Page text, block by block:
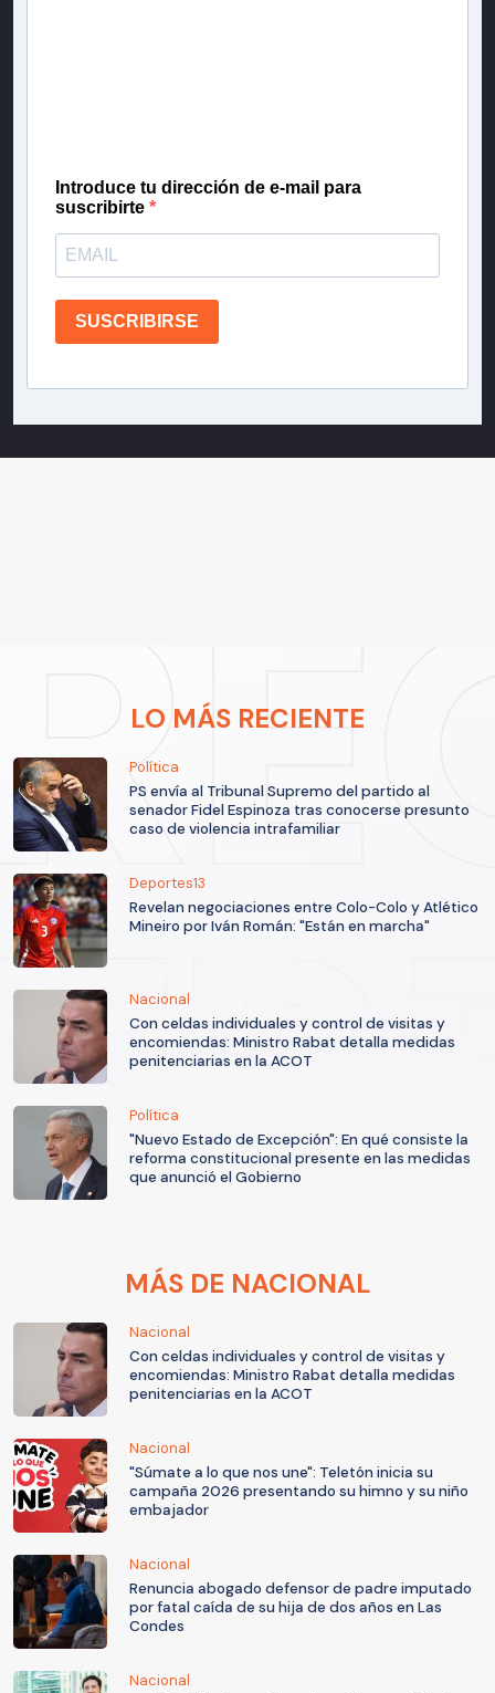
Introduce tu dirección de e-mail para
suscribirte
SUSCRIBIRSE
LO MÁS RECIENTE
Política
PS envía al Tribunal Supremo del partido al
senador Fidel Espinoza tras conocerse presunto
caso de violencia intrafamiliar
Deportes13
Revelan negociaciones entre Colo-Colo y Atlético
Mineiro por Iván Román: "Están en marcha"
Nacional
Con celdas individuales y control de visitas y
encomiendas: Ministro Rabat detalla medidas
penitenciarias en la ACOT
Política
"Nuevo Estado de Excepción": En qué consiste la
reforma constitucional presente en las medidas
que anunció el Gobierno
MÁS DE NACIONAL
Nacional
Con celdas individuales y control de visitas y
encomiendas: Ministro Rabat detalla medidas
penitenciarias en la ACOT
Nacional
"Súmate a lo que nos une": Teletón inicia su
campaña 2026 presentando su himno y su niño
embajador
Nacional
Renuncia abogado defensor de padre imputado
por fatal caída de su hija de dos años en Las
Condes
Nacional